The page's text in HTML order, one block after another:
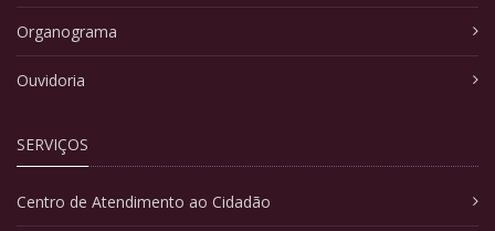
Organograma
Ouvidoria
SERVIÇOS
Centro de Atendimento ao Cidadão